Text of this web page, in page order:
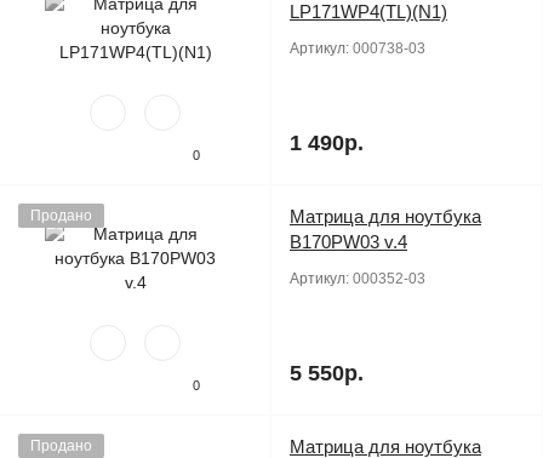
0
LP171WP4(TL)(N1)
Артикул: 000738-03
1 490р.
Продано
0
Матрица для ноутбука
B170PW03 v.4
Артикул: 000352-03
5 550р.
Продано
Матрица для ноутбука